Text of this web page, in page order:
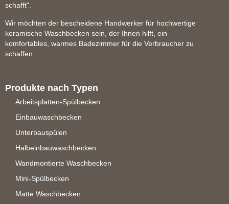
schafft".
Wir möchten der bescheidene Handwerker für hochwertige
keramische Waschbecken sein, der Ihnen hilft, ein
komfortables, warmes Badezimmer für die Verbraucher zu
schaffen.
Produkte nach Typen
Arbeitsplatten-Spülbecken
Einbauwaschbecken
Unterbauspülen
Halbeinbauwaschbecken
Wandmontierte Waschbecken
Mini-Spülbecken
Matte Waschbecken